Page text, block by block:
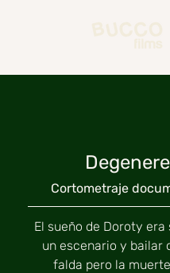
Degenere
Cortometraje
El sueño de Doroty era
un escenario y bailar
falda pero la